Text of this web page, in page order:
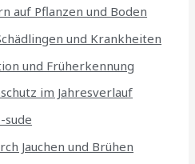
auf Pflanzen und Boden
und Krankheiten
und Früherkennung
im Jahresverlauf
sude
Jauchen und Brühen